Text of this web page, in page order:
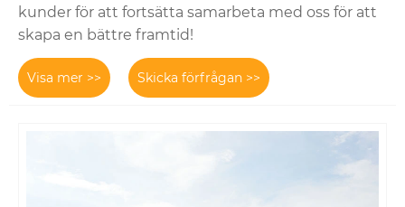
kunder för att fortsätta samarbeta med oss ​​för att
skapa en bättre framtid!
Visa mer >> Skicka förfrågan >>